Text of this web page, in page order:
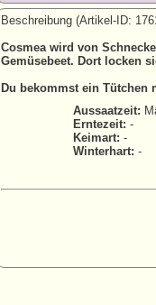
Beschreibung (Artikel-ID:
Cosmea wird von
Gemüsebeet. Dort locken
Du bekommst ein Tütchen
Aussaatzeit:
Erntezeit: -
Keimart: -
Winterhart: -